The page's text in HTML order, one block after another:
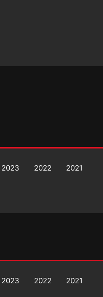
2023 2022 2021
2023 2022 2021